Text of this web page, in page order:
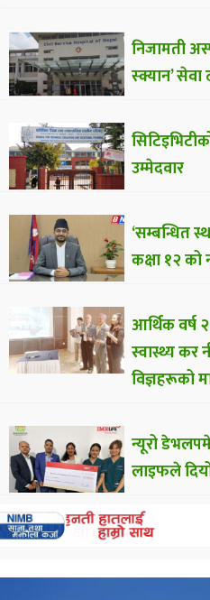
निजामती
स्क्यान’ सेवा
उम्मेदवार
‘सम्बन्धित
कक्षा १२ को
आर्थिक वर्ष
स्वास्थ्य कर
विज्ञहरूको
न्यूरो
लाइफले